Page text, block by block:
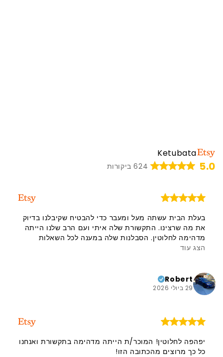
Ketubata
5.0 624 ביקורות
בעלת הבית עשתה מעל ומעבר כדי להבטיח שקיבלנו בדיוק
את מה שרצינו. התקשורת שלה איתי ועם הרב שלנו הייתה
מדהימה לחלוטין. הסבלנות שלה במענה לכל השאלות
והדאגות והדרכתה אותנו בתהליך הייתה מדהימה. אני
ועל המוצר שלה. תודה!!
הצג עוד
Robert
29 ביולי 2026
יפהפה לחלוטין! המוכר/ת הייתה מדהימה בתקשורת ואנחנו
כל כך מרוצים מהכתובה הזו!